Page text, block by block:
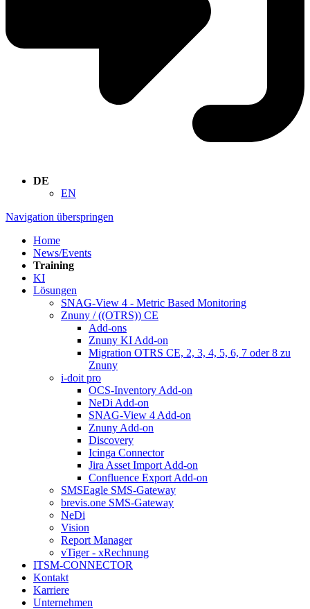
DE
EN
Navigation überspringen
Home
News/Events
Training
KI
Lösungen
SNAG-View 4 - Metric Based Monitoring
Znuny / ((OTRS)) CE
Add-ons
Znuny KI Add-on
Migration OTRS CE, 2, 3, 4, 5, 6, 7 oder 8 zu
Znuny
i-doit pro
OCS-Inventory Add-on
NeDi Add-on
SNAG-View 4 Add-on
Znuny Add-on
Discovery
Icinga Connector
Jira Asset Import Add-on
Confluence Export Add-on
SMSEagle SMS-Gateway
brevis.one SMS-Gateway
NeDi
Vision
Report Manager
vTiger - xRechnung
ITSM-CONNECTOR
Kontakt
Karriere
Unternehmen